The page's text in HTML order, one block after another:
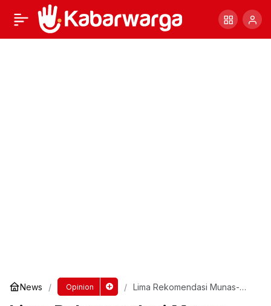
News Opinion
Lima Rekomendasi Munas-